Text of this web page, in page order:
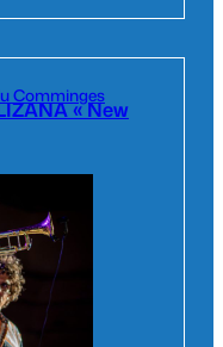
Comminges
« New